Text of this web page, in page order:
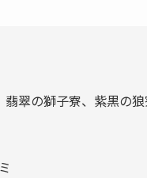
翠の獅子寮、紫黒の狼